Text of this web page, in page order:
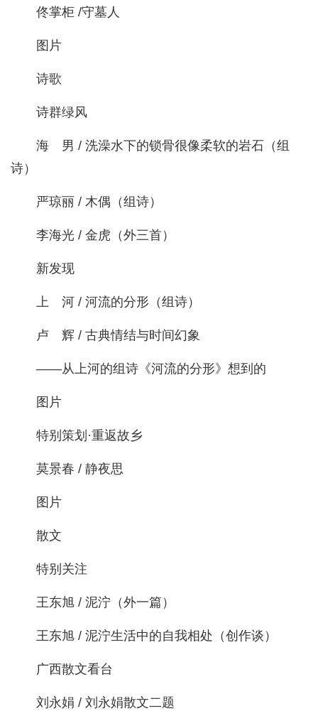
佟掌柜 /守墓人
图片
诗歌
诗群绿风
海 男 / 洗澡水下的锁骨很像柔软的岩石（组
诗）
严琼丽 / 木偶（组诗）
李海光 / 金虎（外三首）
新发现
上 河 / 河流的分形（组诗）
卢 辉 / 古典情结与时间幻象
——从上河的组诗《河流的分形》想到的
图片
特别策划·重返故乡
莫景春 / 静夜思
图片
散文
特别关注
王东旭 / 泥泞（外一篇）
王东旭 / 泥泞生活中的自我相处（创作谈）
广西散文看台
刘永娟 / 刘永娟散文二题